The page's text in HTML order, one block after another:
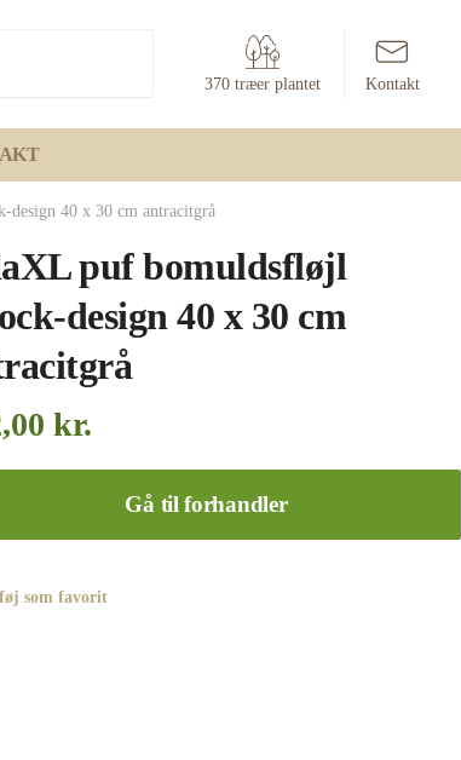
370 træer plantet Kontakt
40 x 30 cm antracitgrå
puf bomuldsfløjl
design 40 x 30 cm
kr.
Gå til forhandler
som favorit